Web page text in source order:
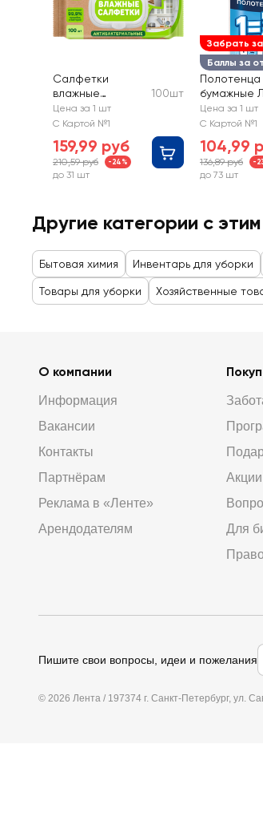
Салфетки
влажные
антибактериаль
ные HOUSE LUX
100шт
Цена за 1 шт
С Картой №1
159,99 руб
210,59 руб -24%
до 31 шт
Забрать
Баллы за
Полотенца
бумажные
слоя
Цена за 1 шт
С Картой №1
104,99
136,89 руб -
до 73 шт
Другие категории с
Бытовая химия Инвентарь для уборки
Товары для уборки Хозяйственные
О компании
Информация
Вакансии
Контакты
Партнёрам
Реклама в «Ленте»
Арендодателям
Акции
Для
Пишите свои вопросы, идеи и пожелания
© 2026 Лента / 197374 г. Санкт-Петербург, ул.